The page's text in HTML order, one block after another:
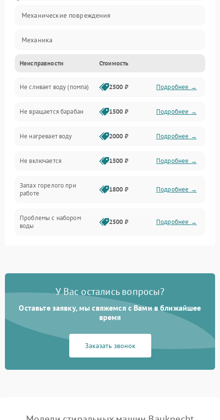
Механические повреждения
Механика
Электропитание
Водоснабжение
Слив
Программное обеспечение
Неисправности Стоимость
Не сливает воду (помпа) 2500 ₽ Подробнее →
Не вращается барабан 1500 ₽ Подробнее →
Не нагревает воду 2000 ₽ Подробнее →
Не включается 1500 ₽ Подробнее →
Запах горелого при
работе
1800 ₽ Подробнее →
Проблемы с набором
воды
2500 ₽ Подробнее →
Замена платы управления 2200 ₽ Подробнее →
У Вас остались вопросы?
Оставьте заявку, мы свяжемся с Вами в ближайшее
время
Заказать звонок